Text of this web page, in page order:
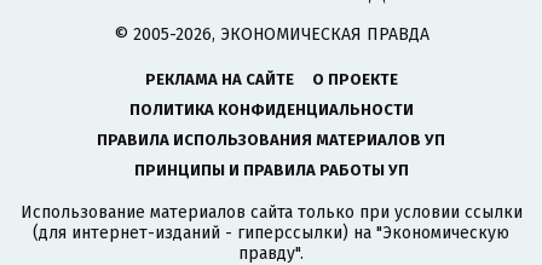
© 2005-2026, ЭКОНОМИЧЕСКАЯ ПРАВДА
РЕКЛАМА НА САЙТЕ
О ПРОЕКТЕ
ПОЛИТИКА КОНФИДЕНЦИАЛЬНОСТИ
ПРАВИЛА ИСПОЛЬЗОВАНИЯ МАТЕРИАЛОВ УП
ПРИНЦИПЫ И ПРАВИЛА РАБОТЫ УП
Использование материалов сайта только при условии ссылки
(для интернет-изданий - гиперссылки) на "Экономическую
правду".